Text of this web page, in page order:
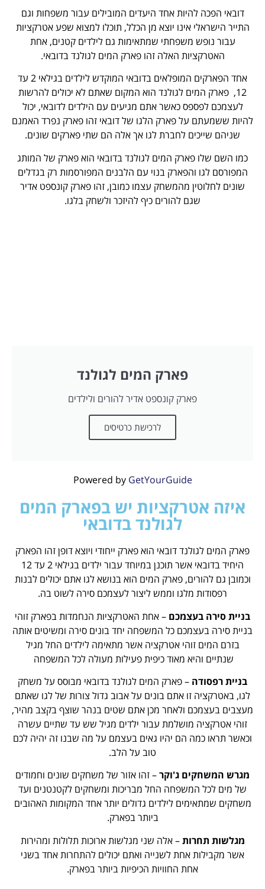
דובאי הפכה להיות אחד היעדים המובילים עבור משפחות וגם
התייר הישראלי אינו יוצא מן הכלל, תוכלו למצוא שפע אטרקציות
עבור נופש משפחתי שמתאימות גם לילדים קטנים, אחת
האטרקציות האלה זהו פארק המים לגולנד בדובאי.
אחד הפארקים המופלאים בדובאי המוקדש לילדים בגילאי 2 עד
12, פארק המים לגולנד הוא המקום שאתם לא יכולים להרשות
לעצמכם לפספס כאשר אתם מגיעים עם הילדים לדובאי, יכול
להיות ששמעתם על פארק הלגו של דובאי זהו פארק נפרד האמנם
שניהם שייכים לחברת לגו אך אלה הם שתי פארקים שונים.
כמו השם שלו פארק המים לגולנד בדובאי הוא פארק של המותג
המפורסם לגו והפארק בנוי עם הלבנים המפורסמות רק בגדלים
שונים לחלוטין מהמשחק עצמו כמובן, זהו פארק קונספט אדיר
שגם להורים כיף להיזכר ולשחק בלגו.
פארק המים לגולנד
פארק קונספט אדיר להורים ולילדים
לרכישת כרטיסים
Powered by GetYourGuide
איזה אטרקציות יש בפארק המים
לגולנד בדובאי
פארק המים לגולנד דובאי הוא פארק ייחודי ויוצא דופן זהו הפארק
היחיד בדובאי אשר תוכנן במיוחד עבור ילדים בגילאי 2 עד 12
וכמובן גם להורים, פארק המים הוא בנושא לגו אתם יכולים לבנות
רפסודות מלגו וממש ליצור לעצמכם סירה לשוט בה.
בניית סירה בעצמכם – אחת האטרקציות הנחמדות בפארק זוהי
בניית סירה בעצמכם כל המשפחה יחד בונים סירה ומשיטים אותה
בזרם המים זוהי אטרקציה אשר מתאימה לילדים החל מגיל
שנתיים והיא מאוד כיפית פעילות מעולה לכל המשפחה
בניית רפסודה – פארק המים לגולנד בדובאי מבוסס על משחק
לגו, באטרקציה זו אתם בונים על אבוב גדול צורות של לגו שאתם
מעצבים בעצמכם ולאחר מכן אתם שטים בנהר שוצף בקצב מהיר,
זוהי אטרקציה מושלמת עבור ילדים מגיל שש עד שתיים עשרה
וכאשר תראו כמה הם יהיו גאים בעצמם על מה שבנו זה יהיה לכם
טוב על הלב.
מגרש המשחקים ג'וקר– זהו אזור של משחקים שונים וחמודים
של מים לכל המשפחה החל מבריכות ומשחקים לקטנטנים ועד
משחקים שמתאימים לילדים גדולים יותר אחד המקומות האהובים
ביותר בפארק.
מגלשות תחרות– אלה שני מגלשות ארוכות תלולות ומהירות
אשר מקבילות אחת לשנייה ואתם יכולים להתחרות אחד בשני
אחת החוויות הכיפיות ביותר בפארק.